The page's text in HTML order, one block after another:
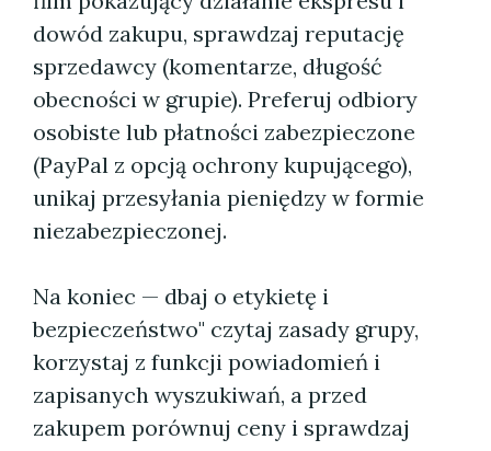
dowód zakupu, sprawdzaj reputację
sprzedawcy (komentarze, długość
obecności w grupie). Preferuj odbiory
osobiste lub płatności zabezpieczone
(PayPal z opcją ochrony kupującego),
unikaj przesyłania pieniędzy w formie
niezabezpieczonej.
Na koniec — dbaj o etykietę i
bezpieczeństwo" czytaj zasady grupy,
korzystaj z funkcji powiadomień i
zapisanych wyszukiwań, a przed
zakupem porównuj ceny i sprawdzaj